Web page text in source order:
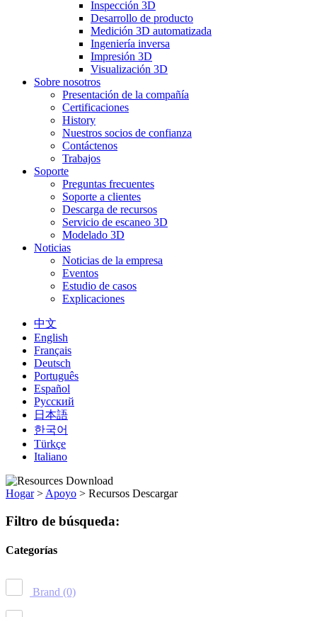
Inspección 3D
Desarrollo de producto
Medición 3D automatizada
Ingeniería inversa
Impresión 3D
Visualización 3D
Sobre nosotros
Presentación de la compañía
Certificaciones
History
Nuestros socios de confianza
Contáctenos
Trabajos
Soporte
Preguntas frecuentes
Soporte a clientes
Descarga de recursos
Servicio de escaneo 3D
Modelado 3D
Noticias
Noticias de la empresa
Eventos
Estudio de casos
Explicaciones
中文
English
Français
Deutsch
Português
Español
Русский
日本語
한국어
Türkçe
Italiano
Hogar > Apoyo > Recursos Descargar
Filtro de búsqueda:
Categorías
Brand (0)